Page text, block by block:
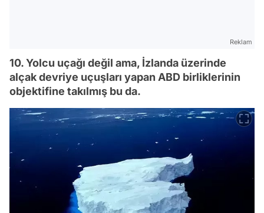
Reklam
10. Yolcu uçağı değil ama, İzlanda üzerinde
alçak devriye uçuşları yapan ABD birliklerinin
objektifine takılmış bu da.